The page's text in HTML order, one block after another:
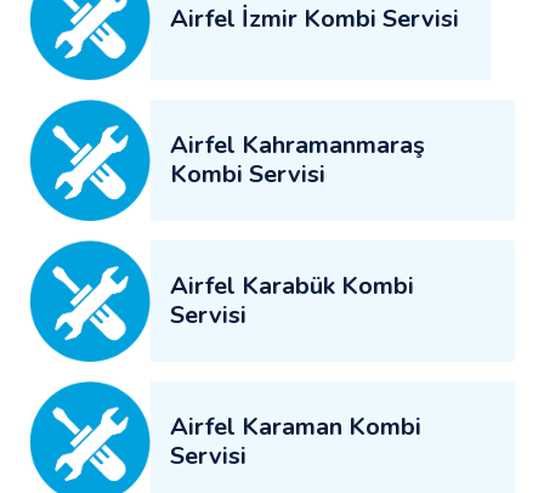
Airfel İzmir Kombi Servisi
Airfel Kahramanmaraş
Kombi Servisi
Airfel Karabük Kombi
Servisi
Airfel Karaman Kombi
Servisi